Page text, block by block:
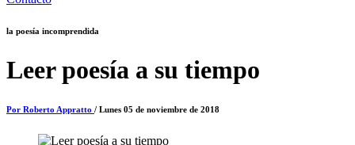
la poesía incomprendida
Leer poesía a su tiempo
Por Roberto Appratto / Lunes 05 de noviembre de 2018